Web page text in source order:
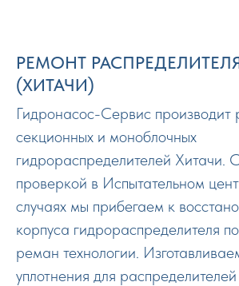
РЕМОНТ РАСПРЕДЕЛИТЕЛЯ
(ХИТАЧИ)
Гидронасос-Сервис производит
секционных и моноблочных
гидрораспределителей Хитачи.
проверкой в Испытательном
случаях мы прибегаем к
корпуса гидрораспределителя
реман технологии.
уплотнения для